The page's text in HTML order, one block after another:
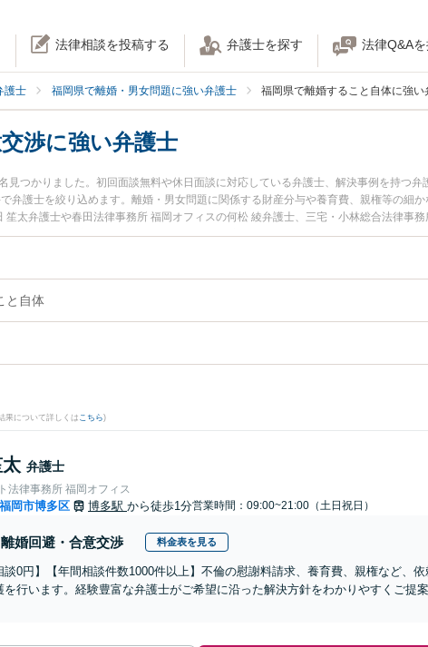
法律相談を投稿する 弁護士を探す 法律Q&A
護士 福岡県で離婚・男女問題に強い弁護士 福岡県で離婚すること自体に強い
渉に強い弁護士
見つかりました。初回面談無料や休日面談に対応している弁護士、解決事例を持つ
弁護士を絞り込めます。離婚・男女問題に関係する財産分与や養育費、親権等の細か
太弁護士や春田法律事務所 福岡オフィスの何松 綾弁護士、三宅・小林総合法律事
岡県で土日や夜間に発生した離婚回避・合意交渉のトラブルを今すぐに弁護士に相
回相談無料で離婚回避・合意交渉を法律相談できる福岡県内の弁護士に相談予約し
と自体
果について詳しくは こちら)
弁護士
法律事務所 福岡オフィス
福岡市博多区 博多駅 から徒歩1分営業時間：09:00~21:00（土日祝日）
離婚回避・合意交渉 料金表を見る
談0円】【年間相談件数1000件以上】不倫の慰謝料請求、養育費、親権など、
を行います。経験豊富な弁護士がご希望に沿った解決方針をわかりやすくご提